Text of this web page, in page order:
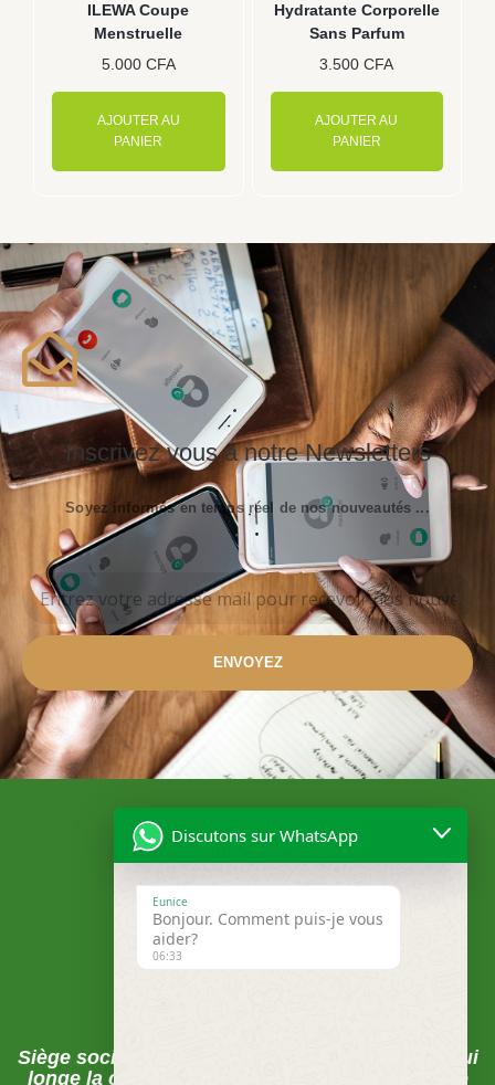
ILEWA Coupe
Menstruelle
5.000 CFA
AJOUTER AU
PANIER
Hydratante Corporelle
Sans Parfum
3.500CFA
AJOUTER AU
PANIER
Inscrivez vous à notre Newsletters
Soyez informés en temps réel de nos nouveautés ...
ENVOYEZ
Siège social , Abomey-Calavi, La rue du pavé qui
longe la clôture de la CEB juste après la Mairie
Discutons sur WhatsApp
Eunice
Bonjour. Comment puis-je vous
aider?
06:33